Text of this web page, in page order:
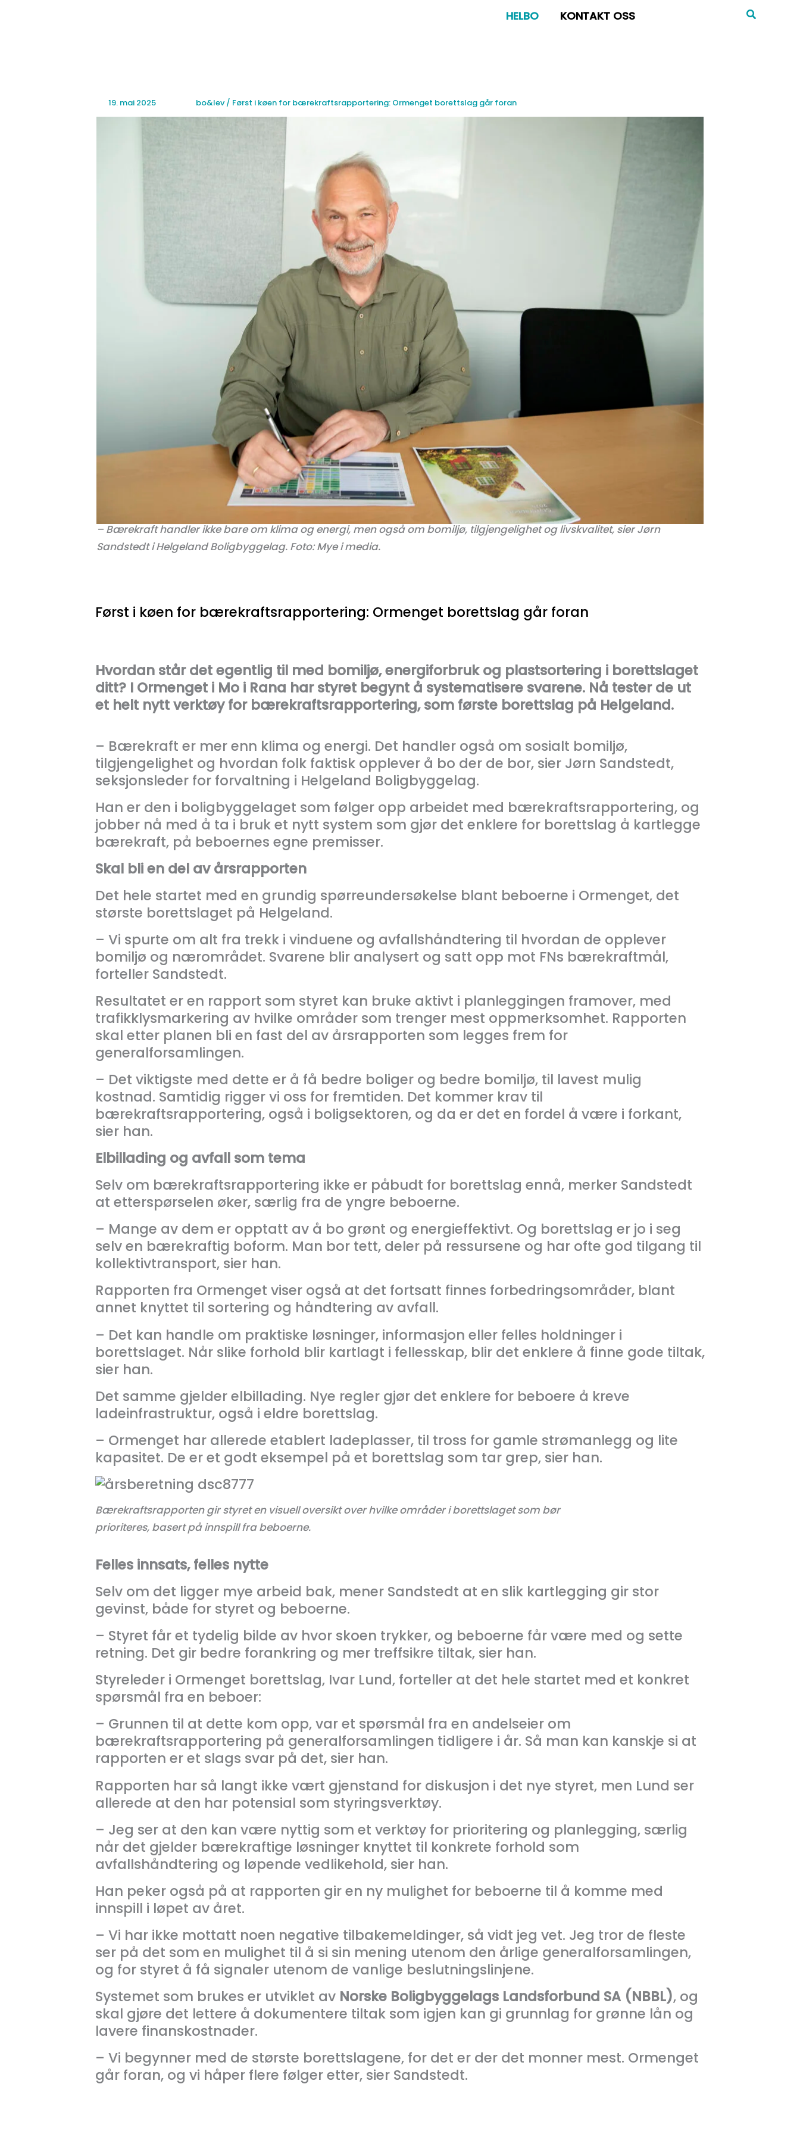
HELBO KONTAKT OSS
19. mai 2025 bo&lev / Først i køen for bærekraftsrapportering: Ormenget borettslag går foran
– Bærekraft handler ikke bare om klima og energi, men også om bomiljø, tilgjengelighet og livskvalitet, sier Jørn
Sandstedt i Helgeland Boligbyggelag. Foto: Mye i media.
Først i køen for bærekraftsrapportering: Ormenget borettslag går foran
Hvordan står det egentlig til med bomiljø, energiforbruk og plastsortering i borettslaget
ditt? I Ormenget i Mo i Rana har styret begynt å systematisere svarene. Nå tester de ut
et helt nytt verktøy for bærekraftsrapportering, som første borettslag på Helgeland.
– Bærekraft er mer enn klima og energi. Det handler også om sosialt bomiljø,
tilgjengelighet og hvordan folk faktisk opplever å bo der de bor, sier Jørn Sandstedt,
seksjonsleder for forvaltning i Helgeland Boligbyggelag.
Han er den i boligbyggelaget som følger opp arbeidet med bærekraftsrapportering, og
jobber nå med å ta i bruk et nytt system som gjør det enklere for borettslag å kartlegge
bærekraft, på beboernes egne premisser.
Skal bli en del av årsrapporten
Det hele startet med en grundig spørreundersøkelse blant beboerne i Ormenget, det
største borettslaget på Helgeland.
– Vi spurte om alt fra trekk i vinduene og avfallshåndtering til hvordan de opplever
bomiljø og nærområdet. Svarene blir analysert og satt opp mot FNs bærekraftmål,
forteller Sandstedt.
Resultatet er en rapport som styret kan bruke aktivt i planleggingen framover, med
trafikklysmarkering av hvilke områder som trenger mest oppmerksomhet. Rapporten
skal etter planen bli en fast del av årsrapporten som legges frem for
generalforsamlingen.
– Det viktigste med dette er å få bedre boliger og bedre bomiljø, til lavest mulig
kostnad. Samtidig rigger vi oss for fremtiden. Det kommer krav til
bærekraftsrapportering, også i boligsektoren, og da er det en fordel å være i forkant,
sier han.
Elbillading og avfall som tema
Selv om bærekraftsrapportering ikke er påbudt for borettslag ennå, merker Sandstedt
at etterspørselen øker, særlig fra de yngre beboerne.
– Mange av dem er opptatt av å bo grønt og energieffektivt. Og borettslag er jo i seg
selv en bærekraftig boform. Man bor tett, deler på ressursene og har ofte god tilgang til
kollektivtransport, sier han.
Rapporten fra Ormenget viser også at det fortsatt finnes forbedringsområder, blant
annet knyttet til sortering og håndtering av avfall.
– Det kan handle om praktiske løsninger, informasjon eller felles holdninger i
borettslaget. Når slike forhold blir kartlagt i fellesskap, blir det enklere å finne gode tiltak,
sier han.
Det samme gjelder elbillading. Nye regler gjør det enklere for beboere å kreve
ladeinfrastruktur, også i eldre borettslag.
– Ormenget har allerede etablert ladeplasser, til tross for gamle strømanlegg og lite
kapasitet. De er et godt eksempel på et borettslag som tar grep, sier han.
Bærekraftsrapporten gir styret en visuell oversikt over hvilke områder i borettslaget som bør
prioriteres, basert på innspill fra beboerne.
Felles innsats, felles nytte
Selv om det ligger mye arbeid bak, mener Sandstedt at en slik kartlegging gir stor
gevinst, både for styret og beboerne.
– Styret får et tydelig bilde av hvor skoen trykker, og beboerne får være med og sette
retning. Det gir bedre forankring og mer treffsikre tiltak, sier han.
Styreleder i Ormenget borettslag, Ivar Lund, forteller at det hele startet med et konkret
spørsmål fra en beboer:
– Grunnen til at dette kom opp, var et spørsmål fra en andelseier om
bærekraftsrapportering på generalforsamlingen tidligere i år. Så man kan kanskje si at
rapporten er et slags svar på det, sier han.
Rapporten har så langt ikke vært gjenstand for diskusjon i det nye styret, men Lund ser
allerede at den har potensial som styringsverktøy.
– Jeg ser at den kan være nyttig som et verktøy for prioritering og planlegging, særlig
når det gjelder bærekraftige løsninger knyttet til konkrete forhold som
avfallshåndtering og løpende vedlikehold, sier han.
Han peker også på at rapporten gir en ny mulighet for beboerne til å komme med
innspill i løpet av året.
– Vi har ikke mottatt noen negative tilbakemeldinger, så vidt jeg vet. Jeg tror de fleste
ser på det som en mulighet til å si sin mening utenom den årlige generalforsamlingen,
og for styret å få signaler utenom de vanlige beslutningslinjene.
Systemet som brukes er utviklet av Norske Boligbyggelags Landsforbund SA (NBBL), og
skal gjøre det lettere å dokumentere tiltak som igjen kan gi grunnlag for grønne lån og
lavere finanskostnader.
– Vi begynner med de største borettslagene, for det er der det monner mest. Ormenget
går foran, og vi håper flere følger etter, sier Sandstedt.